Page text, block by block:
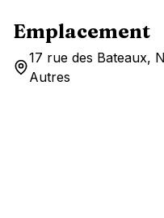
Emplacement
17 rue des Bateaux,
Autres